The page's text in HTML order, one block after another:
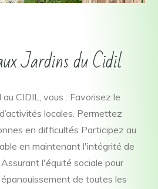
Jardins du Cidil
CIDIL, vous : Favorisez le
locales. Permettez
en difficultés Participez au
en maintenant l'intégrité de
l'équité sociale pour
de toutes les